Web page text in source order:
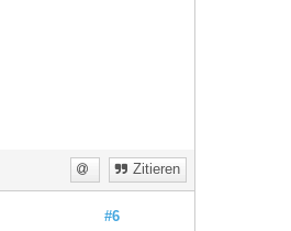
Zitieren
#6